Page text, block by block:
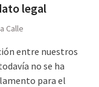
legal
Calle
entre nuestros
no se ha
para el